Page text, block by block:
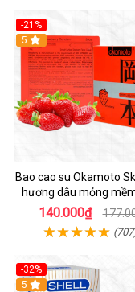
-21%
Hot
5
Bao cao su Okamoto
hương dâu mỏng
quyến rũ
140.000₫
-32%
5